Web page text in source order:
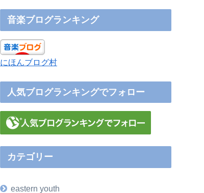
音楽ブログランキング
にほんブログ村
人気ブログランキングでフォロー
カテゴリー
eastern youth